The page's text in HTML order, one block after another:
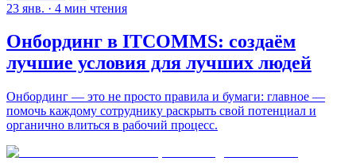
23 янв. · 4 мин чтения
Онбординг в ITCOMMS: создаём
лучшие условия для лучших людей
Онбординг — это не просто правила и бумаги: главное —
помочь каждому сотруднику раскрыть свой потенциал и
органично влиться в рабочий процесс.